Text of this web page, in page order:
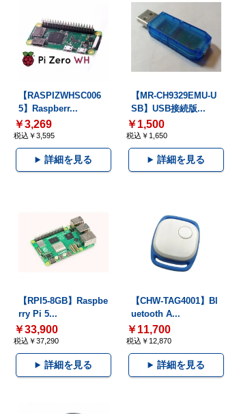
【RASPIZWHSC006
5】Raspberr...
￥3,269
税込￥3,595
詳細を見る
【MR-CH9329EMU-U
SB】USB接続版...
￥1,500
税込￥1,650
詳細を見る
【RPI5-8GB】Raspbe
rry Pi 5...
￥33,900
税込￥37,290
詳細を見る
【CHW-TAG4001】Bl
uetooth A...
￥11,700
税込￥12,870
詳細を見る